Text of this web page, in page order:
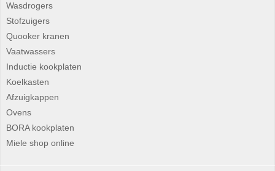
Wasdrogers
Stofzuigers
Quooker kranen
Vaatwassers
Inductie kookplaten
Koelkasten
Afzuigkappen
Ovens
BORA kookplaten
Miele shop online